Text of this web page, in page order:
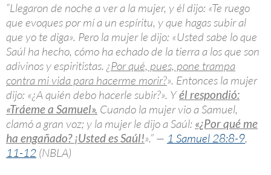
“Llegaron de noche a ver a la mujer, y él dijo: «Te ruego
que evoques por mí a un espíritu, y que hagas subir al
que yo te diga». Pero la mujer le dijo: «Usted sabe lo que
Saúl ha hecho, cómo ha echado de la tierra a los que son
adivinos y espiritistas. ¿Por qué, pues, pone trampa
contra mi vida para hacerme morir?». Entonces la mujer
dijo: «¿A quién debo hacerle subir?». Yél respondió:
«Tráeme a Samuel». Cuando la mujer vio a Samuel,
clamó a gran voz; y la mujer le dijo a Saúl: «¿Por qué me
ha engañado? ¡Usted es Saúl!».” — 1 Samuel 28:8-9,
11-12 (NBLA)